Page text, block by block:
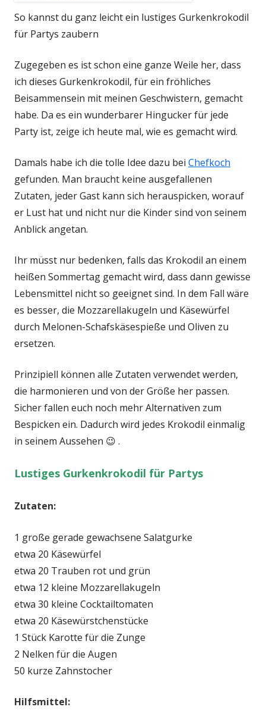
So kannst du ganz leicht ein lustiges Gurkenkrokodil
für Partys zaubern
Zugegeben es ist schon eine ganze Weile her, dass
ich dieses Gurkenkrokodil, für ein fröhliches
Beisammensein mit meinen Geschwistern, gemacht
habe. Da es ein wunderbarer Hingucker für jede
Party ist, zeige ich heute mal, wie es gemacht wird.
Damals habe ich die tolle Idee dazu bei Chefkoch
gefunden. Man braucht keine ausgefallenen
Zutaten, jeder Gast kann sich herauspicken, worauf
er Lust hat und nicht nur die Kinder sind von seinem
Anblick angetan.
Ihr müsst nur bedenken, falls das Krokodil an einem
heißen Sommertag gemacht wird, dass dann gewisse
Lebensmittel nicht so geeignet sind. In dem Fall wäre
es besser, die Mozzarellakugeln und Käsewürfel
durch Melonen-Schafskäsespieße und Oliven zu
ersetzen.
Prinzipiell können alle Zutaten verwendet werden,
die harmonieren und von der Größe her passen.
Sicher fallen euch noch mehr Alternativen zum
Bespicken ein. Dadurch wird jedes Krokodil einmalig
in seinem Aussehen 😉 .
Lustiges Gurkenkrokodil für Partys
Zutaten:
1 große gerade gewachsene Salatgurke
etwa 20 Käsewürfel
etwa 20 Trauben rot und grün
etwa 12 kleine Mozzarellakugeln
etwa 30 kleine Cocktailtomaten
etwa 20 Käsewürstchenstücke
1 Stück Karotte für die Zunge
2 Nelken für die Augen
50 kurze Zahnstocher
Hilfsmittel: